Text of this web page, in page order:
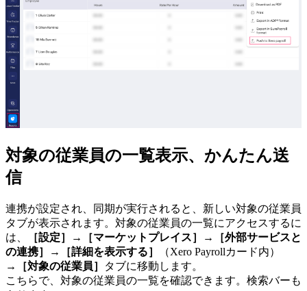
対象の従業員の一覧表示、かんたん送
信
連携が設定され、同期が実行されると、新しい対象の従業員
タブが表示されます。対象の従業員の一覧にアクセスするに
は、
［設定］ → ［マーケットプレイス］ →
［外部サービスと
の連携］
→ ［詳細を表示する］
（Xero Payrollカード内）
→
［対象の従業員］
タブに移動します。
こちらで、対象の従業員の一覧を確認できます。検索バーも